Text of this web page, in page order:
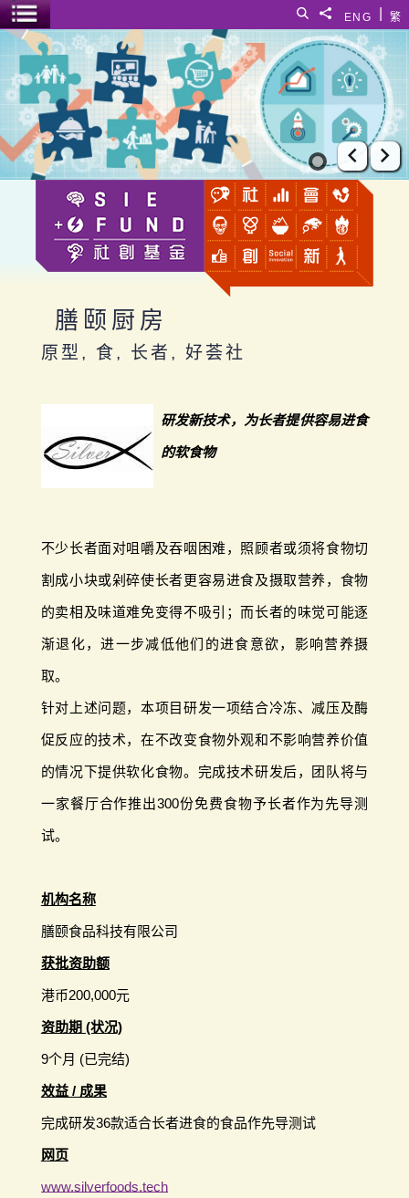
繁
ENG
分享給
搜寻
菜单开关
膳颐厨房
上一张
下
膳颐厨房
原型, 食, 长者, 好荟社
研发新技术，为长者提供容易进食
的软食物
不少长者面对咀嚼及吞咽困难，照顾者或须将食物切
割成小块或剁碎使长者更容易进食及摄取营养，食物
的卖相及味道难免变得不吸引；而长者的味觉可能逐
渐退化，进一步减低他们的进食意欲，影响营养摄
取。
针对上述问题，本项目研发一项结合冷冻、减压及酶
促反应的技术，在不改变食物外观和不影响营养价值
的情况下提供软化食物。完成技术研发后，团队将与
一家餐厅合作推出300份免费食物予长者作为先导测
试。
机构名称
膳颐食品科技有限公司
获批资助额
港币200,000元
资助期 (状况)
9个月 (已完结)
效益 / 成果
完成研发36款适合长者进食的食品作先导测试
网页
www.silverfoods.tech